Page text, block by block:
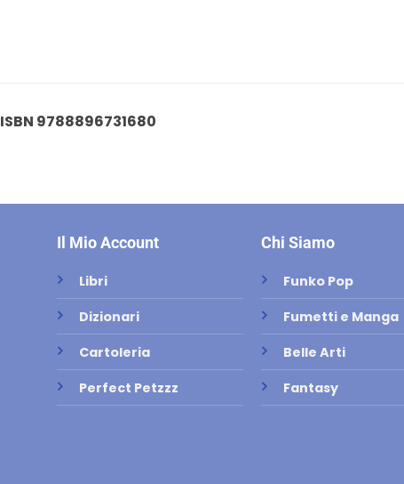
ISBN 9788896731680
Il Mio Account
Libri
Dizionari
Cartoleria
Perfect Petzzz
Chi Siamo
Funko Pop
Fumetti e Manga
Belle Arti
Fantasy